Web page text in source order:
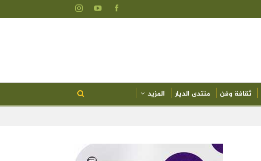
ثقافة وفن منتدى الديار المزيد